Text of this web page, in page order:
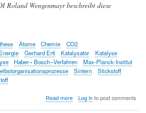
Roland Wengenmayr beschreibt diese
Atome Chemie
CO2
Energie Gerhard Ertl Katalysator
Katalyse
Haber¬ Bosch¬Verfahren
Max-Planck-Institut
Sintern
Stickstoff
Read moreabout
Log into post comments